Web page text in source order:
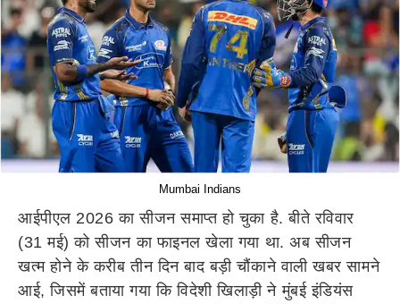
Mumbai Indians
आईपीएल 2026 का सीजन समाप्त हो चुका है. बीते रविवार
(31 मई) को सीजन का फाइनल खेला गया था. अब सीजन
खत्म होने के करीब तीन दिन बाद बड़ी चौंकाने वाली खबर सामने
आई, जिसमें बताया गया कि विदेशी खिलाड़ी ने मुंबई इंडियंस